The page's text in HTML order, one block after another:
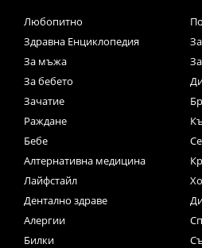
Любопитно
Здравна Енциклопедия
За мъжа
За бебето
Зачатие
Раждане
Бебе
Алтернативна медицина
Лайфстайл
Дентално здраве
Алергии
Билки